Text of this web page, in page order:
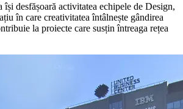
desfășoară activitatea echipele de Design,
în care creativitatea întâlnește gândirea
la proiecte care susțin întreaga rețea